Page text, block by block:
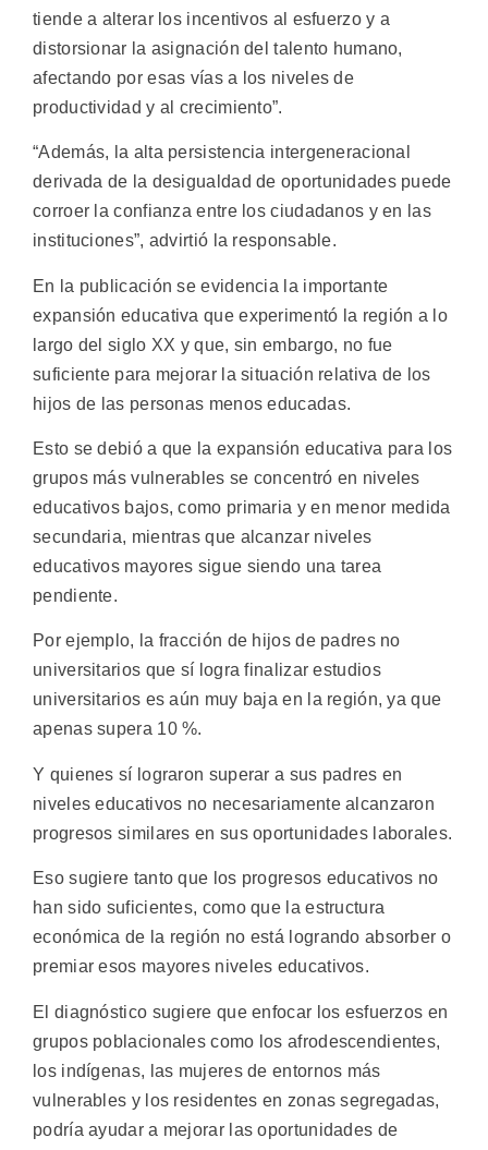
tiende a alterar los incentivos al esfuerzo y a
distorsionar la asignación del talento humano,
afectando por esas vías a los niveles de
productividad y al crecimiento”.
“Además, la alta persistencia intergeneracional
derivada de la desigualdad de oportunidades puede
corroer la confianza entre los ciudadanos y en las
instituciones”, advirtió la responsable.
En la publicación se evidencia la importante
expansión educativa que experimentó la región a lo
largo del siglo XX y que, sin embargo, no fue
suficiente para mejorar la situación relativa de los
hijos de las personas menos educadas.
Esto se debió a que la expansión educativa para los
grupos más vulnerables se concentró en niveles
educativos bajos, como primaria y en menor medida
secundaria, mientras que alcanzar niveles
educativos mayores sigue siendo una tarea
pendiente.
Por ejemplo, la fracción de hijos de padres no
universitarios que sí logra finalizar estudios
universitarios es aún muy baja en la región, ya que
apenas supera 10 %.
Y quienes sí lograron superar a sus padres en
niveles educativos no necesariamente alcanzaron
progresos similares en sus oportunidades laborales.
Eso sugiere tanto que los progresos educativos no
han sido suficientes, como que la estructura
económica de la región no está logrando absorber o
premiar esos mayores niveles educativos.
El diagnóstico sugiere que enfocar los esfuerzos en
grupos poblacionales como los afrodescendientes,
los indígenas, las mujeres de entornos más
vulnerables y los residentes en zonas segregadas,
podría ayudar a mejorar las oportunidades de